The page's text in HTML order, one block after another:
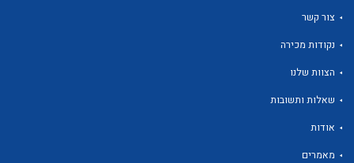
צור קשר
נקודות מכירה
הצוות שלנו
שאלות ותשובות
אודות
מאמרים